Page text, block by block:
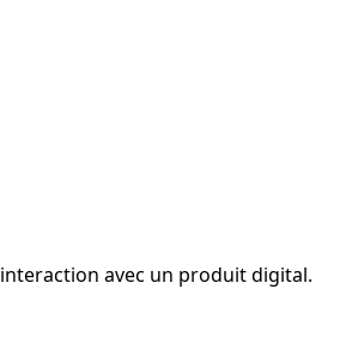
avec un produit digital.